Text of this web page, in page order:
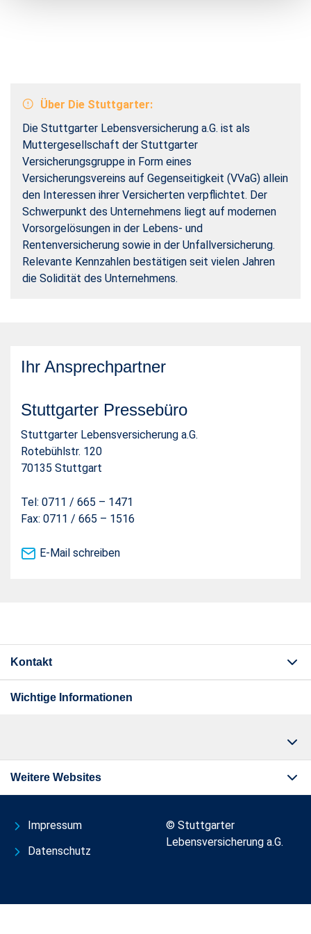
Über Die Stuttgarter:
Die Stuttgarter Lebensversicherung a.G. ist als
Muttergesellschaft der Stuttgarter
Versicherungsgruppe in Form eines
Versicherungsvereins auf Gegenseitigkeit (VVaG) allein
den Interessen ihrer Versicherten verpflichtet. Der
Schwerpunkt des Unternehmens liegt auf modernen
Vorsorgelösungen in der Lebens- und
Rentenversicherung sowie in der Unfallversicherung.
Relevante Kennzahlen bestätigen seit vielen Jahren
die Solidität des Unternehmens.
Ihr Ansprechpartner
Stuttgarter Pressebüro
Stuttgarter Lebensversicherung a.G.
Rotebühlstr. 120
70135 Stuttgart
Tel: 0711 / 665 – 1471
Fax: 0711 / 665 – 1516
E-Mail schreiben
Kontakt
Wichtige Informationen
Weitere Websites
Impressum
Datenschutz
© Stuttgarter
Lebensversicherung a.G.